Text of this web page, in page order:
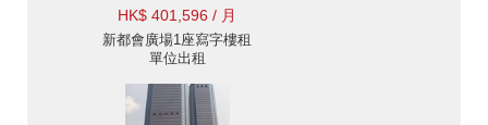
HK$ 401,596 / 月
新都會廣場1座寫字樓租
單位出租